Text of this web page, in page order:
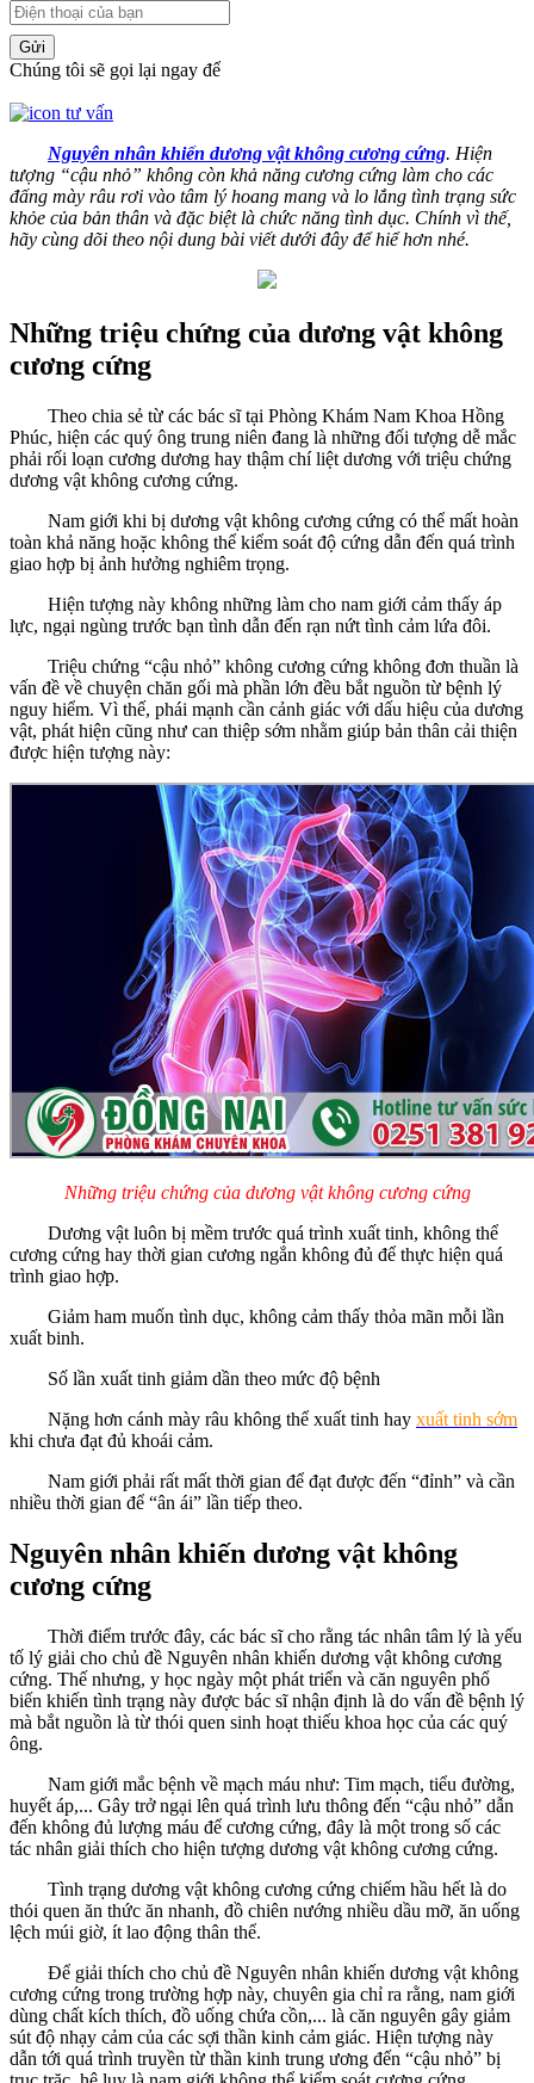
Gửi
Chúng tôi sẽ gọi lại ngay để
Nguyên nhân khiến dương vật không cương cứng. Hiện
tượng “cậu nhỏ” không còn khả năng cương cứng làm cho các
đấng mày râu rơi vào tâm lý hoang mang và lo lắng tình trạng sức
khỏe của bản thân và đặc biệt là chức năng tình dục. Chính vì thế,
hãy cùng dõi theo nội dung bài viết dưới đây để hiể hơn nhé.
Những triệu chứng của dương vật không
cương cứng
Theo chia sẻ từ các bác sĩ tại Phòng Khám Nam Khoa Hồng
Phúc, hiện các quý ông trung niên đang là những đối tượng dễ mắc
phải rối loạn cương dương hay thậm chí liệt dương với triệu chứng
dương vật không cương cứng.
Nam giới khi bị dương vật không cương cứng có thể mất hoàn
toàn khả năng hoặc không thể kiểm soát độ cứng dẫn đến quá trình
giao hợp bị ảnh hưởng nghiêm trọng.
Hiện tượng này không những làm cho nam giới cảm thấy áp
lực, ngại ngùng trước bạn tình dẫn đến rạn nứt tình cảm lứa đôi.
Triệu chứng “cậu nhỏ” không cương cứng không đơn thuần là
vấn đề về chuyện chăn gối mà phần lớn đều bắt nguồn từ bệnh lý
nguy hiểm. Vì thế, phái mạnh cần cảnh giác với dấu hiệu của dương
vật, phát hiện cũng như can thiệp sớm nhằm giúp bản thân cải thiện
được hiện tượng này:
Những triệu chứng của dương vật không cương cứng
Dương vật luôn bị mềm trước quá trình xuất tinh, không thể
cương cứng hay thời gian cương ngắn không đủ để thực hiện quá
trình giao hợp.
Giảm ham muốn tình dục, không cảm thấy thỏa mãn mỗi lần
xuất binh.
Số lần xuất tinh giảm dần theo mức độ bệnh
Nặng hơn cánh mày râu không thể xuất tinh hay xuất tinh sớm
khi chưa đạt đủ khoái cảm.
Nam giới phải rất mất thời gian để đạt được đến “đỉnh” và cần
nhiều thời gian để “ân ái” lần tiếp theo.
Nguyên nhân khiến dương vật không
cương cứng
Thời điểm trước đây, các bác sĩ cho rằng tác nhân tâm lý là yếu
tố lý giải cho chủ đề Nguyên nhân khiến dương vật không cương
cứng. Thế nhưng, y học ngày một phát triển và căn nguyên phổ
biến khiến tình trạng này được bác sĩ nhận định là do vấn đề bệnh lý
mà bắt nguồn là từ thói quen sinh hoạt thiếu khoa học của các quý
ông.
Nam giới mắc bệnh về mạch máu như: Tim mạch, tiểu đường,
huyết áp,... Gây trở ngại lên quá trình lưu thông đến “cậu nhỏ” dẫn
đến không đủ lượng máu để cương cứng, đây là một trong số các
tác nhân giải thích cho hiện tượng dương vật không cương cứng.
Tình trạng dương vật không cương cứng chiếm hầu hết là do
thói quen ăn thức ăn nhanh, đồ chiên nướng nhiều dầu mỡ, ăn uống
lệch múi giờ, ít lao động thân thể.
Để giải thích cho chủ đề Nguyên nhân khiến dương vật không
cương cứng trong trường hợp này, chuyên gia chỉ ra rằng, nam giới
dùng chất kích thích, đồ uống chứa cồn,... là căn nguyên gây giảm
sút độ nhạy cảm của các sợi thần kinh cảm giác. Hiện tượng này
dẫn tới quá trình truyền từ thần kinh trung ương đến “cậu nhỏ” bị